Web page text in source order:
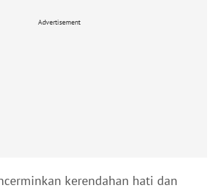
Advertisement
kerendahan hati dan